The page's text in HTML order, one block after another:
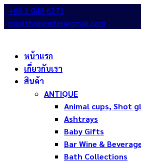
+66 2 048 6271
royalthaipewter@gmail.com
หน้าแรก
เกี่ยวกับเรา
สินค้า
ANTIQUE
Animal cups, Shot
Ashtrays
Baby Gifts
Bar Wine &
Bath Collections